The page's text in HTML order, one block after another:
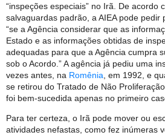
“inspeções especiais” no Irã. De acordo
salvaguardas padrão, a AIEA pode pedir
“se a Agência considerar que as
Estado e as informações obtidas de
adequadas para que a Agência cumpra
sob o Acordo.” A agência já pediu uma
vezes antes, na Romênia , em 1992, e
se retirou do Tratado de Não
foi bem-sucedida apenas no primeiro
Para ter certeza, o Irã pode mover ou
atividades nefastas, como fez inúmeras